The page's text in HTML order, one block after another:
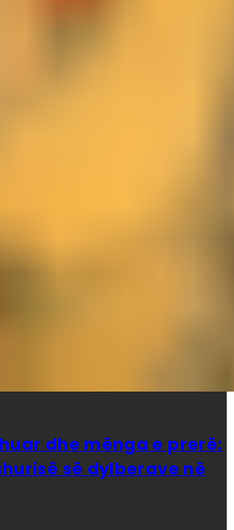
dhe mënga e prerë:
së dylberave në